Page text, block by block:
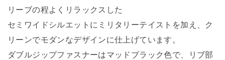
リーブの程よくリラックスした
セミワイドシルエットにミリタリーテイストを加え、ク
リーンでモダンなデザインに仕上げています。
ダブルジップファスナーはマッドブラック色で、リブ部